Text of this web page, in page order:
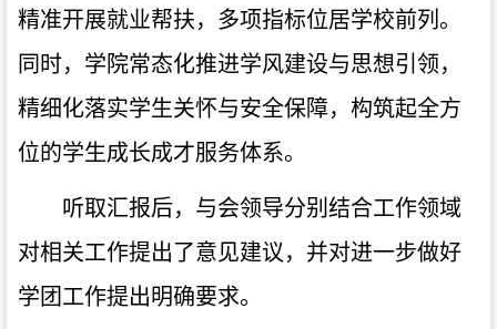
精准开展就业帮扶，多项指标位居学校前列。
同时，学院常态化推进学风建设与思想引领，
精细化落实学生关怀与安全保障，构筑起全方
位的学生成长成才服务体系。
听取汇报后，与会领导分别结合工作领域
对相关工作提出了意见建议，并对进一步做好
学团工作提出明确要求。